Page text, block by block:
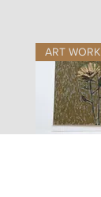
ART WORK